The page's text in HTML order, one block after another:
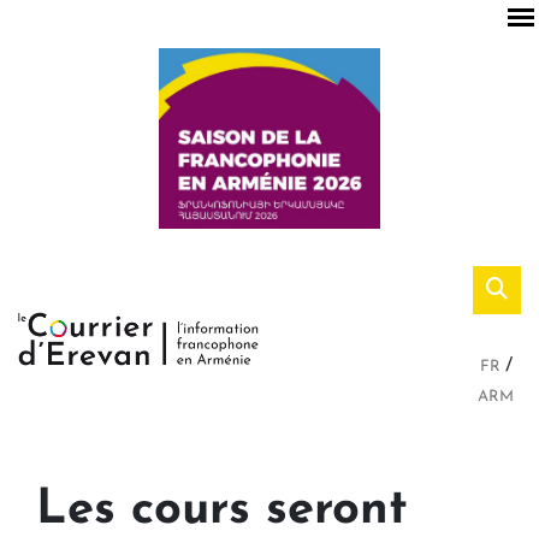
FR
ARM
Les cours seront